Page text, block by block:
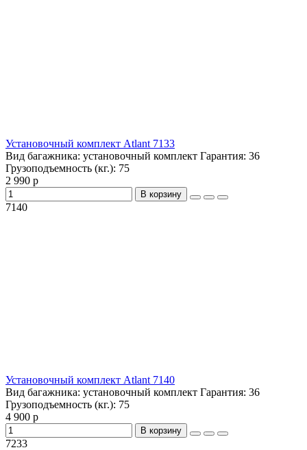
Установочный комплект Atlant 7133
Вид багажника: установочный комплект Гарантия: 36
Грузоподъемность (кг.): 75
2 990 р
В корзину
7140
Установочный комплект Atlant 7140
Вид багажника: установочный комплект Гарантия: 36
Грузоподъемность (кг.): 75
4 900 р
В корзину
7233